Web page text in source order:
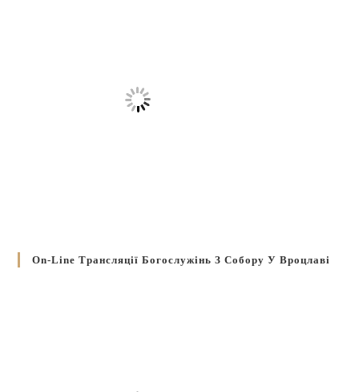
On-Line Трансляції Богослужінь З Собору У Вроцлаві